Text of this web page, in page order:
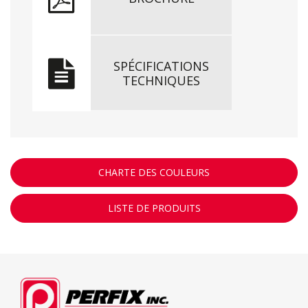
SPÉCIFICATIONS
TECHNIQUES
CHARTE DES COULEURS
LISTE DE PRODUITS